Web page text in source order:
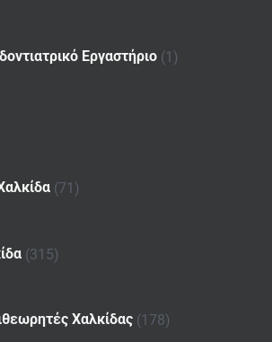
Εργαστήριο (1)
(71)
(315)
Χαλκίδας (178)